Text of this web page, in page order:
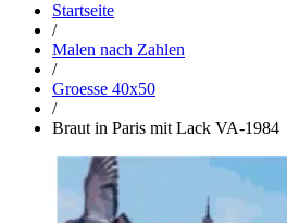
Startseite
/
Malen nach Zahlen
/
Groesse 40x50
/
Braut in Paris mit Lack VA-1984